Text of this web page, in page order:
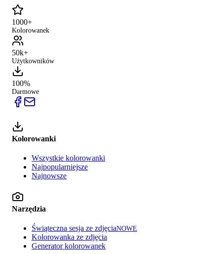
1000+
Kolorowanek
50k+
Użytkowników
100%
Darmowe
Kolorowanki
Wszystkie kolorowanki
Najpopularniejsze
Najnowsze
Narzędzia
Świąteczna sesja ze zdjęciaNOWE
Kolorowanka ze zdjęcia
Generator kolorowanek